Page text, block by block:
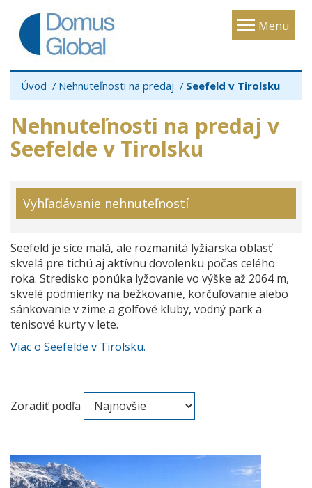
Menu
Toggle
Úvod Nehnuteľnosti na predaj Seefeld v Tirolsku
Nehnuteľnosti na predaj v
Seefelde v Tirolsku
Vyhľadávanie nehnuteľností
Seefeld je síce malá, ale rozmanitá lyžiarska oblasť
skvelá pre tichú aj aktívnu dovolenku počas celého
roka. Stredisko ponúka lyžovanie vo výške až 2064 m,
skvelé podmienky na bežkovanie, korčuľovanie alebo
sánkovanie v zime a golfové kluby, vodný park a
tenisové kurty v lete.
Viac o Seefelde v Tirolsku.
Zoradiť podľa